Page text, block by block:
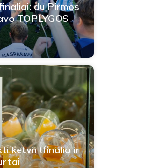
du Pirmos
TOPLYGOS
ketvirtfinalio ir